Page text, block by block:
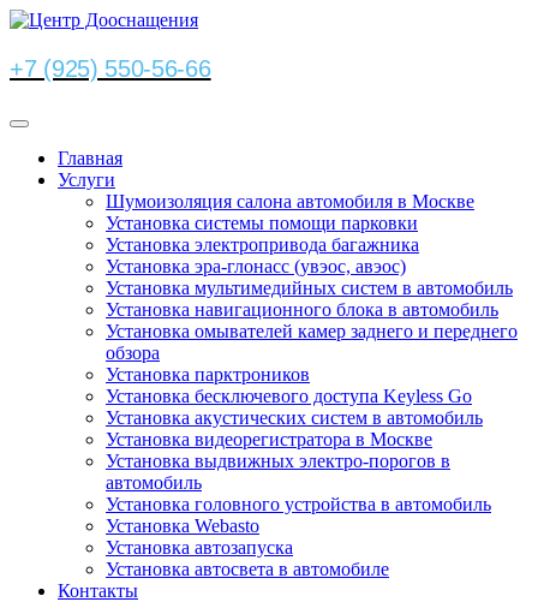
+7 (925) 550-56-66
Главная
Услуги
Шумоизоляция салона автомобиля в Москве
Установка системы помощи парковки
Установка электропривода багажника
Установка эра-глонасс (увэос, авэос)
Установка мультимедийных систем в автомобиль
Установка навигационного блока в автомобиль
Установка омывателей камер заднего и переднего
обзора
Установка парктроников
Установка бесключевого доступа Keyless Go
Установка акустических систем в автомобиль
Установка видеорегистратора в Москве
Установка выдвижных электро-порогов в
автомобиль
Установка головного устройства в автомобиль
Установка Webasto
Установка автозапуска
Установка автосвета в автомобиле
Контакты